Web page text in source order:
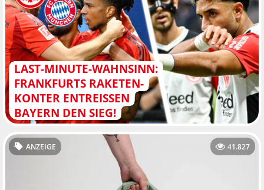
LAST-MINUTE-WAHNSINN:
FRANKFURTS RAKETEN-
KONTER ENTREISSEN B
AYERN DEN SIEG!
ANZEIGE 41.827